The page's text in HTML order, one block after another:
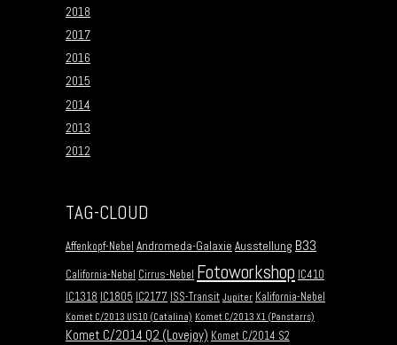
2018
2017
2016
2015
2014
2013
2012
TAG-CLOUD
Affenkopf-Nebel Andromeda-Galaxie Ausstellung B33
California-Nebel Cirrus-Nebel Fotoworkshop IC410
IC1318 IC1805 IC2177 ISS-Transit Jupiter Kalifornia-Nebel
Komet C/2013 US10 (Catalina) Komet C/2013 X1 (Panstarrs)
Komet C/2014 Q2 (Lovejoy) Komet C/2014 S2